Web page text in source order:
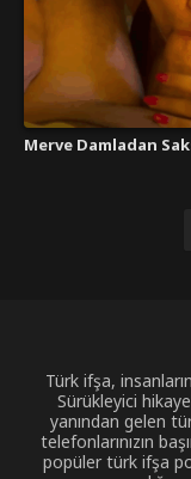
Merve Damladan
Türk ifşa,
Sürükleyici
yanından gelen
telefonlarınızın
popüler türk ifşa